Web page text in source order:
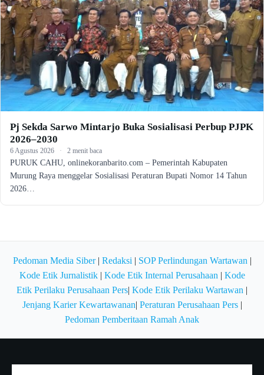
Pj Sekda Sarwo Mintarjo Buka Sosialisasi Perbup PJPK
2026–2030
6 Agustus 2026 · 2 menit baca
PURUK CAHU, onlinekoranbarito.com – Pemerintah Kabupaten
Murung Raya menggelar Sosialisasi Peraturan Bupati Nomor 14 Tahun
2026…
Pedoman Media Siber| Redaksi| SOP Perlindungan Wartawan|
Kode Etik Jurnalistik| Kode Etik Internal Perusahaan| Kode
Etik Perilaku Perusahaan Pers Kode Etik Perilaku Wartawan
Jenjang Karier Kewartawanan| Peraturan Perusahaan Pers|
Pedoman Pemberitaan Ramah Anak